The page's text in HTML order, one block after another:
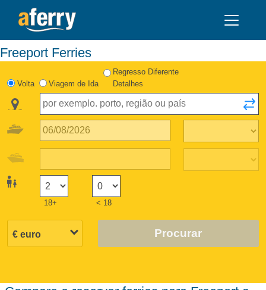
Freeport Ferries
Volta Viagem de Ida
Regresso Diferente
Detalhes
18+ < 18
Procurar